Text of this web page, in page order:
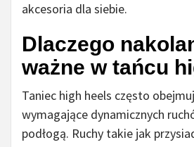
akcesoria dla siebie.
Dlaczego
ważne w tańcu
Taniec high heels często
wymagające dynamicznych
podłogą. Ruchy takie jak